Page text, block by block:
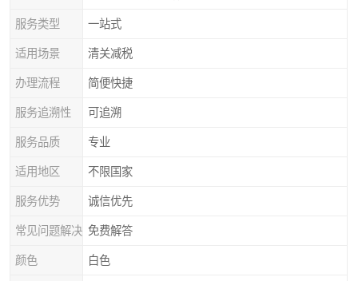
服务类型 一站式
适用场景 清关减税
办理流程 简便快捷
服务追溯性 可追溯
服务品质 专业
适用地区 不限国家
服务优势 诚信优先
常见问题解决 免费解答
颜色 白色